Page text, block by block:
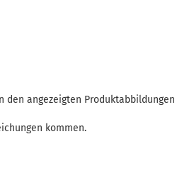
den angezeigten
kommen.